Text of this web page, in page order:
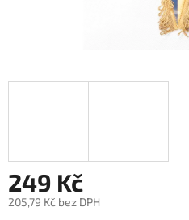
249 Kč
205,79 Kč bez DPH